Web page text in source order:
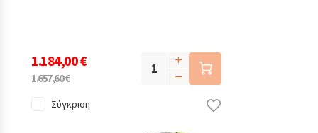
1.184,00 €
1.657,60 €
Σύγκριση